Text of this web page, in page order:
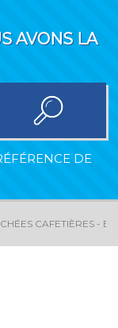
AVONS LA
DE
CAFETIÈRES -